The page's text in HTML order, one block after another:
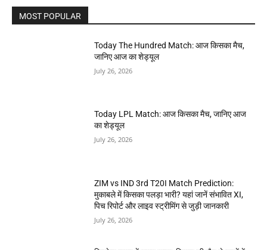
MOST POPULAR
Today The Hundred Match: आज किसका मैच,
जानिए आज का शेड्यूल
July 26, 2026
Today LPL Match: आज किसका मैच, जानिए आज
का शेड्यूल
July 26, 2026
ZIM vs IND 3rd T20I Match Prediction:
मुकाबले में किसका पलड़ा भारी? यहां जानें संभावित XI,
पिच रिपोर्ट और लाइव स्ट्रीमिंग से जुड़ी जानकारी
July 26, 2026